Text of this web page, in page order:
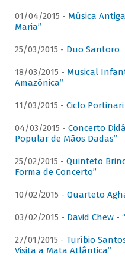
01/04/2015 - Música
Maria”
25/03/2015 - Duo Santoro
18/03/2015 - Musical
Amazônica”
11/03/2015 - Ciclo
04/03/2015 - Concerto
Popular de Mãos Dadas”
25/02/2015 - Quinteto
Forma de Concerto”
10/02/2015 - Quarteto
03/02/2015 - David Chew -
27/01/2015 - Turíbio
Visita a Mata Atlântica”